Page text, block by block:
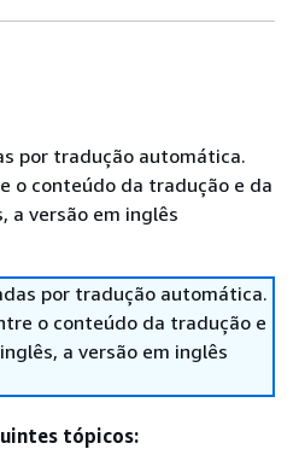
por tradução automática.
o conteúdo da tradução e da
a versão em inglês
por tradução automática.
o conteúdo da tradução e
a versão em inglês
tópicos: